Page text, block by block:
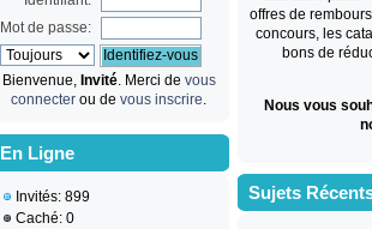
Mot de passe:
Bienvenue, Invité. Merci de vous
connecter ou devous inscrire.
En Ligne
Invités: 899
Caché: 0
offres de
concours, les
bons de
Nous vous
Sujets